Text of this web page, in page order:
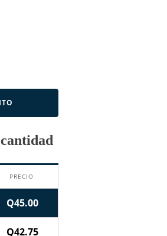
PRECIO
Q45.00
Q42.75